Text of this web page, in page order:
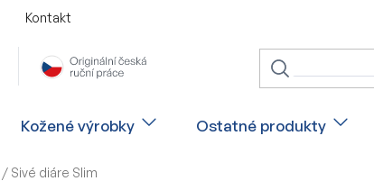
Kontakt
Kožené výrobky Ostatné produkty
/ Sivé diáre Slim